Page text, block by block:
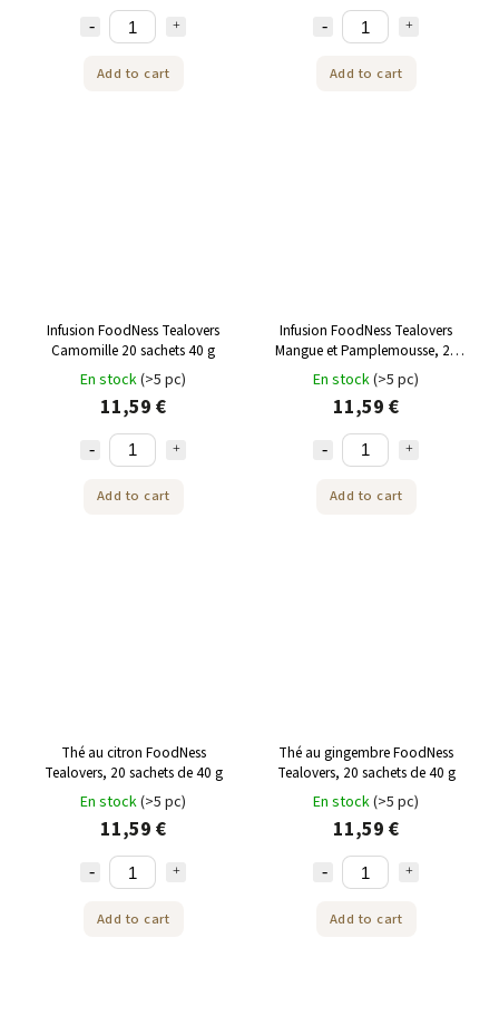
Add to cart Add to cart
Infusion FoodNess Tealovers
Camomille 20 sachets 40 g
En stock(>5 pc)
11,59 €
Add to cart
Infusion FoodNess Tealovers
Mangue et Pamplemousse, 20
sachets de 40 g
En stock(>5 pc)
11,59 €
Add to cart
Thé au citron FoodNess
Tealovers, 20 sachets de 40 g
En stock(>5 pc)
11,59 €
Add to cart
Thé au gingembre FoodNess
Tealovers, 20 sachets de 40 g
En stock(>5 pc)
11,59 €
Add to cart